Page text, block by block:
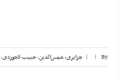
By
|
| جزایری، شمس‌الدین,حبیب لاجوردی,